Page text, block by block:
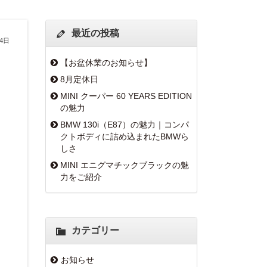
日
最近の投稿
【お盆休業のお知らせ】
8月定休日
MINI クーパー 60 YEARS EDITION
の魅力
BMW 130i（E87）の魅力｜コンパ
クトボディに詰め込まれたBMWら
しさ
MINI エニグマチックブラックの魅
力をご紹介
カテゴリー
お知らせ